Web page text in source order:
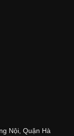
Nội, Quận Hà